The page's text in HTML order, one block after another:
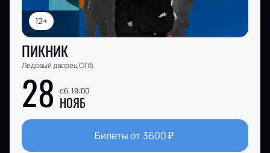
12+
ПИКНИК
Ледовый дворец СПб
28 сб, 19:00
НОЯБ
Билеты от 3600₽